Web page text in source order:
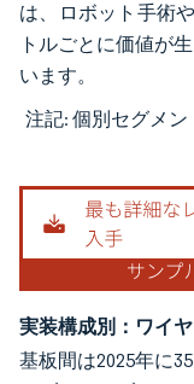
は、ロボット手術
トルごとに価値が
います。
画像 © Mordor
注記: 個別セグメ
実装構成別：ワイ
基板間は2025年に